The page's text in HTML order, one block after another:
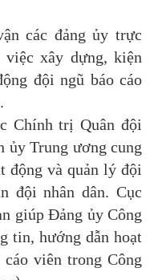
các đảng ủy trực
xây dựng, kiện
đội ngũ báo cáo
Chính trị Quân đội
ủy Trung ương cung
động và quản lý đội
đội nhân dân. Cục
giúp Đảng ủy Công
tin, hướng dẫn hoạt
viên trong Công